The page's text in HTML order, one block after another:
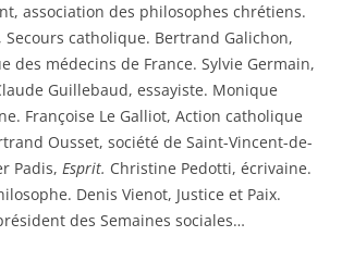
association des philosophes chrétiens.
Secours catholique. Bertrand Galichon,
des médecins de France. Sylvie Germain,
Guillebaud, essayiste. Monique
Françoise Le Galliot, Action catholique
Ousset, société de Saint-Vincent-de-
Padis, Esprit. Christine Pedotti, écrivaine.
Denis Vienot, Justice et Paix.
des Semaines sociales…